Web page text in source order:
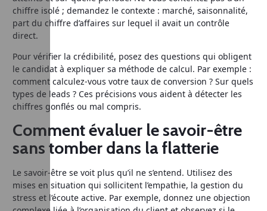
chiffre isolé ; demandez le contexte : marché, saisonnalité,
part du chiffre d’affaires sur lequel il avait un contrôle
direct.
Pour vérifier la crédibilité, posez des questions qui obligent
le candidat à expliquer sa méthode de calcul. Par exemple :
comment calculez-vous votre taux de conversion ? Sur quels
types de leads ? Ces précisions vous aident à détecter les
chiffres gonflés ou mal compris.
Comment évaluer le savoir-être
sans tomber dans la flatterie
Le savoir-être se voit plus qu’il ne s’entend. Utilisez des
mises en situation qui sollicitent l’empathie, la gestion du
stress et l’écoute active. Par exemple, donnez une objection